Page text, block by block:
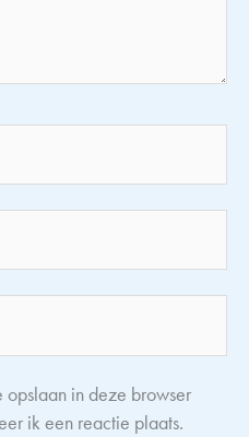
in deze browser
ik een reactie plaats.